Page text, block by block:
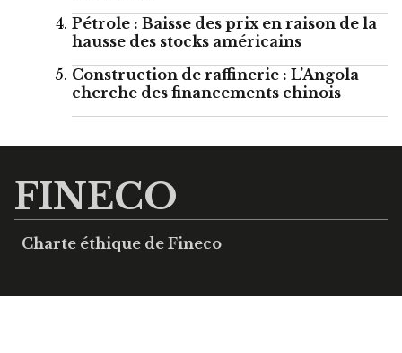
Pétrole : Baisse des prix en raison de la
hausse des stocks américains
Construction de raffinerie : L’Angola
cherche des financements chinois
FINECO
Charte éthique de Fineco